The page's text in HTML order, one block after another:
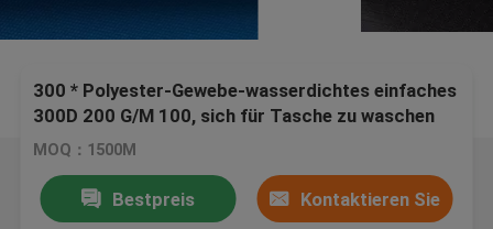
300 * Polyester-Gewebe-wasserdichtes einfaches
300D 200 G/M 100, sich für Tasche zu waschen
MOQ：1500M
Bestpreis Kontaktieren Sie